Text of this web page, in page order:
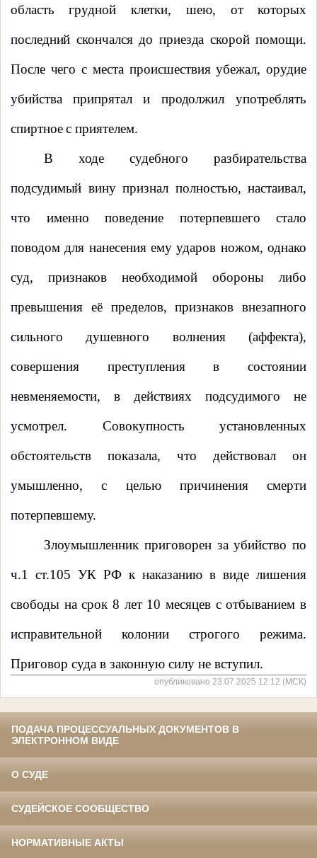
область грудной клетки, шею, от которых
последний скончался до приезда скорой помощи.
После чего с места происшествия убежал,орудие
убийства припрятал
и продолжил употреблять
спиртное с приятелем.
В ходе судебного разбирательства
подсудимый вину признал полностью, настаивал,
что именно поведение потерпевшего стало
поводом для нанесения ему ударов ножом, однако
суд, признаков необходимой обороны либо
превышения её пределов, признаков внезапного
сильного душевного волнения (аффекта),
совершения преступления в состоянии
невменяемости, в действиях подсудимого не
усмотрел. Совокупность установленных
обстоятельств показала, что действовал он
умышленно, с целью причинения смерти
потерпевшему.
Злоумышленник приговорен за убийство по
ч.1 ст.105 УК РФ к наказанию в виде лишения
свободы на срок 8 лет 10 месяцев с отбыванием в
исправительной колонии строгого режима.
Приговор суда в законную силу не вступил.
опубликовано 23.07.2025 12:12 (МСК)
ПОДАЧА ПРОЦЕССУАЛЬНЫХ ДОКУМЕНТОВ В
ЭЛЕКТРОННОМ ВИДЕ
О СУДЕ
СУДЕЙСКОЕ СООБЩЕСТВО
НОРМАТИВНЫЕ АКТЫ